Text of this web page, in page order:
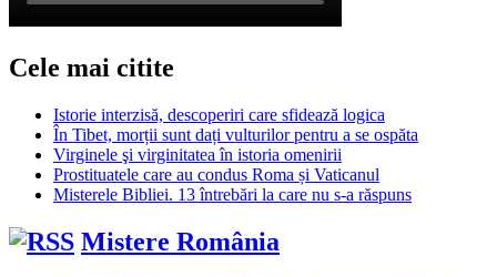
Cele mai citite
Istorie interzisă, descoperiri care sfidează logica
În Tibet, morții sunt dați vulturilor pentru a se ospăta
Virginele şi virginitatea în istoria omenirii
Prostituatele care au condus Roma și Vaticanul
Misterele Bibliei. 13 întrebări la care nu s-a răspuns
Mistere România